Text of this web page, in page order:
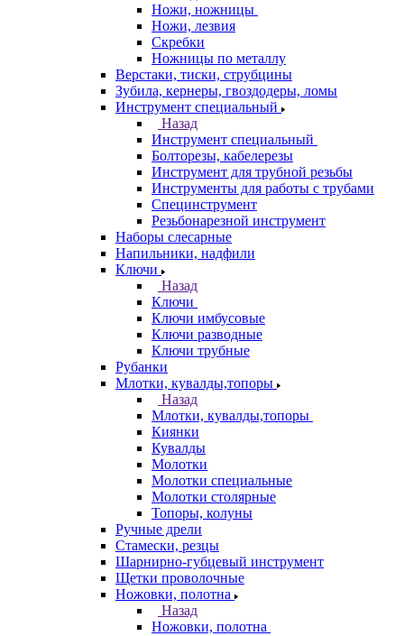
Ножи, ножницы
Ножи, лезвия
Скребки
Ножницы по металлу
Верстаки, тиски, струбцины
Зубила, кернеры, гвоздодеры, ломы
Инструмент специальный
Назад
Инструмент специальный
Болторезы, кабелерезы
Инструмент для трубной резьбы
Инструменты для работы с трубами
Специнструмент
Резьбонарезной инструмент
Наборы слесарные
Напильники, надфили
Ключи
Назад
Ключи
Ключи имбусовые
Ключи разводные
Ключи трубные
Рубанки
Млотки, кувалды,топоры
Назад
Млотки, кувалды,топоры
Киянки
Кувалды
Молотки
Молотки специальные
Молотки столярные
Топоры, колуны
Ручные дрели
Стамески, резцы
Шарнирно-губцевый инструмент
Щетки проволочные
Ножовки, полотна
Назад
Ножовки, полотна